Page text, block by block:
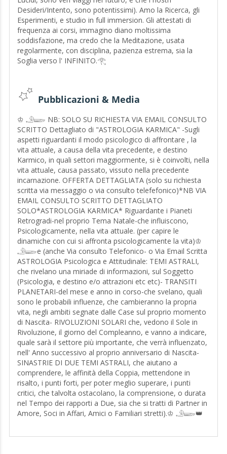
♔ Con estrema feliciità e gratitudine, mi presento a Voi,
offrendo i miei consulti, di CARTOMANZIA ( Tarocchi
Cinesi/Egiziani/di Leonardo da Vinci-Tarots of Crowley che
adoro, e svariati altri) e ASTROLOGIA♔♔ 𓄂𓆃
Uso questi due metodi di divinazione (TAROCCHI E
ASTROLOGIA) da ben 36 anni, a livello professionale.
Sensitività, per portare Armonia nelle persone che,
richiedendo il consulto, hanno conflitti, interiori o con l'
periodo, in associazione, con un noto centro di Call Center
di Cartomanzia, e ho da decenni, una selezionata cerchia
di persone/amiche, che mi richiedono i consulti,
periodicamente, sia telefonicamente (se distanti), sia a tu
per tu.♔ 𓄂𓆃
♔ 𓄂𓆃Nel Vostro PRIMO CONSULTO, NON dovete
raccontarmi NULLA! Io applico la MEDIANITA' per
chiamare l' ANIMA, sia vostra, che quella delle Persone,
per cui chiedete, notizie, e, a tale proposito, per
AGGANCIARMI, al vostro libro della vita, mi sono
necessarie, alcune notizie preliminari: "Nomi (cognomi
solo se non sapete data di nascita esatta) e, da quanto
tempo, siete in relazione, per meglio interpretare i
messaggi dei miei Sacri Tarots.
Uso tutti i 78 Tarots, creando la RUOTA del Tao, per
ottenere nella stesa, sia Tarots diritti che rovesciati, per
meglio ottenere i responsi e visioni/intuizioni...(dopo ogni
consultante, raddrizzo i Tarocchi, per eliminare le Energie
della persona precedente, e purificare in tale modo,
rendendo vergine il Mazzo di Carte, per ognuno di Voi).
♔ 𓄂𓆃e ASTROLOGIA, di cui : TEMI ASTRALI, che
rivelano una miriade di informazioni, sul Soggetto
(Psicologia, e destino e/o attrazioni, tendenze innate etc
etc)- TRANSITI PLANETARI che svelano, quali sono le
probabili influenze, che cambieranno la propria vita, negli
ambiti segnate dalle Case sul proprio momento di
Nascita-RIVOLUZIONI SOLARI che, vedono il Sole in
Rivoluzione, il giorno del Compleanno, e vanno a indicare,
quale sarà il settore più importante, che verrà influenzato,
Desideri/Intento, sono potentissimi). Amo la Ricerca, gli
Esperimenti, e studio in full immersion. Gli attestati di
frequenza ai corsi, immagino diano moltissima
soddisfazione, ma credo che la Meditazione, usata
regolarmente, con disciplina, pazienza estrema, sia la
Soglia verso l' INFINITO.𓂀
Pubblicazioni & Media
♔ 𓄂𓆃 NB: SOLO SU RICHIESTA VIA EMAIL CONSULTO
SCRITTO Dettagliato di "ASTROLOGIA KARMICA" -Sugli
aspetti riguardanti il modo psicologico di affrontare , la
vita attuale, a causa della vita precedente, e destino
Karmico, in quali settori maggiormente, si è coinvolti, nella
vita attuale, causa passato, vissuto nella precedente
incarnazione. OFFERTA DETTAGLIATA (solo su richiesta
scritta via messaggio o via consulto telefefonico)*NB VIA
EMAIL CONSULTO SCRITTO DETTAGLIATO
SOLO*ASTROLOGIA KARMICA* Riguardante i Pianeti
Retrogradi-nel proprio Tema Natale-che influiscono,
Psicologicamente, nella vita attuale. (per capire le
dinamiche con cui si affronta psicologicamente la vita)♔
𓄂𓆃e (anche Via consulto Telefonico- o Via Email Scritta
ASTROLOGIA Psicologica e Attitudinale: TEMI ASTRALI,
che rivelano una miriade di informazioni, sul Soggetto
(Psicologia, e destino e/o attrazioni etc etc)- TRANSITI
PLANETARI-del mese e anno in corso-che svelano, quali
sono le probabili influenze, che cambieranno la propria
vita, negli ambiti segnate dalle Case sul proprio momento
di Nascita- RIVOLUZIONI SOLARI che, vedono il Sole in
Rivoluzione, il giorno del Compleanno, e vanno a indicare,
quale sarà il settore più importante, che verrà influenzato,
nell' Anno successivo al proprio anniversario di Nascita-
SINASTRIE DI DUE TEMI ASTRALI, che aiutano a
comprendere, le affinità della Coppia, mettendone in
risalto, i punti forti, per poter meglio superare, i punti
critici, che talvolta ostacolano, la comprensione, o durata
nel Tempo dei rapporti a Due, sia che si tratti di Partner in
Amore, Soci in Affari, Amici o Familiari stretti).♔ 𓄂𓆃👑